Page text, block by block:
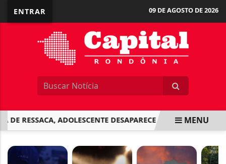
ENTRAR 09 DE AGOSTO DE 2026
DE RESSACA, ADOLESCENTE DESAPARECE NO MAR DE
MENU